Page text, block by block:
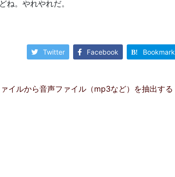
ね。やれやれだ。
Twitter Facebook Bookmark
イルから音声ファイル（mp3など）を抽出する